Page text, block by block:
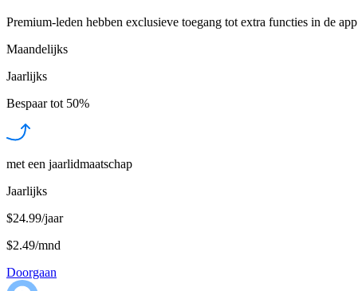
Premium-leden hebben exclusieve toegang tot extra functies in de app
Maandelijks
Jaarlijks
Bespaar tot 50%
met een jaarlidmaatschap
Jaarlijks
$24.99/jaar
$2.49/mnd
Doorgaan